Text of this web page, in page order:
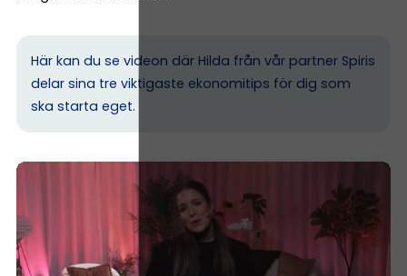
Här kan du se videon där Hilda från vår partner Spiris
delar sina tre viktigaste ekonomitips för dig som
ska starta eget.